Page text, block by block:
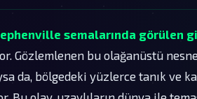
semalarında görülen
Gözlemlenen bu olağanüstü
da, bölgedeki yüzlerce tanık ve